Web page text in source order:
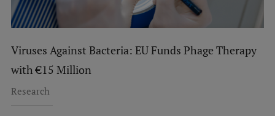
Viruses Against Bacteria: EU Funds Phage Therapy
with €15 Million
Research